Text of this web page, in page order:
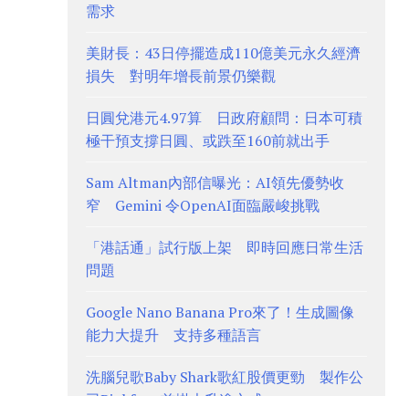
需求
美財長：43日停擺造成110億美元永久經濟
損失 對明年增長前景仍樂觀
日圓兌港元4.97算 日政府顧問：日本可積
極干預支撐日圓、或跌至160前就出手
Sam Altman內部信曝光：AI領先優勢收
窄 Gemini 令OpenAI面臨嚴峻挑戰
「港話通」試行版上架 即時回應日常生活
問題
Google Nano Banana Pro來了！生成圖像
能力大提升 支持多種語言
洗腦兒歌Baby Shark歌紅股價更勁 製作公